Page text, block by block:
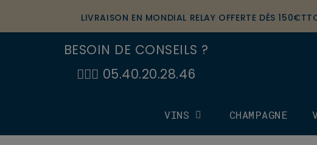
LIVRAISON EN MONDIAL RELAY OFFERTE DÈS
BESOIN DE CONSEILS ?
🙋🏼‍♂️ 05.40.20.28.46
VINS CHAMPAGNE